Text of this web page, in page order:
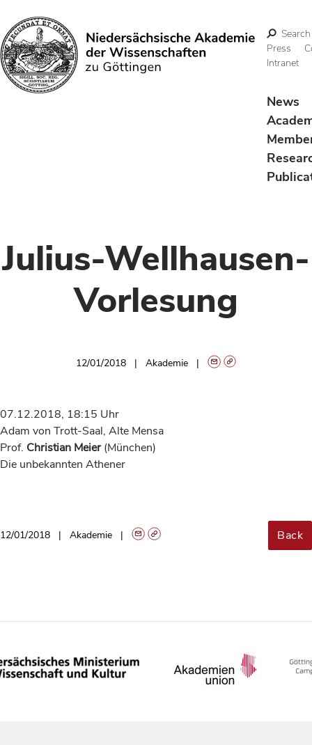
Search
Search
Press
Intranet
News
Julius-Wellhausen-
Vorlesung
12/01/2018 Akademie
07.12.2018, 18:15 Uhr
Adam von Trott-Saal, Alte Mensa
Prof. Christian Meier(München)
Die unbekannten Athener
12/01/2018 Akademie Back